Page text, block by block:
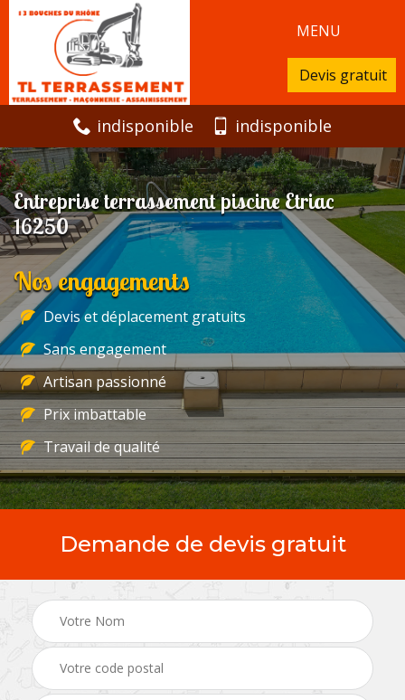
MENU
Devis gratuit
indisponible indisponible
Entreprise terrassement piscine Etriac
16250
Nos engagements
Devis et déplacement gratuits
Sans engagement
Artisan passionné
Prix imbattable
Travail de qualité
Demande de devis gratuit